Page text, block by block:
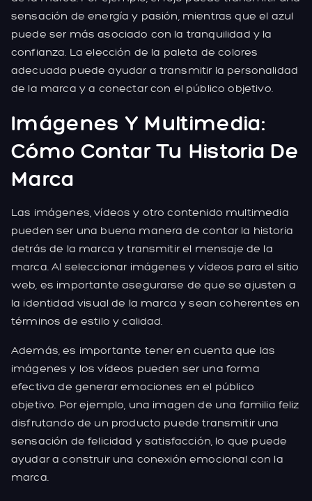
sensación de energía y pasión, mientras que el azul
puede ser más asociado con la tranquilidad y la
confianza. La elección de la paleta de colores
adecuada puede ayudar a transmitir la personalidad
de la marca y a conectar con el público objetivo.
Imágenes Y Multimedia:
Cómo Contar Tu Historia De
Marca
Las imágenes, vídeos y otro contenido multimedia
pueden ser una buena manera de contar la historia
detrás de la marca y transmitir el mensaje de la
marca. Al seleccionar imágenes y vídeos para el sitio
web, es importante asegurarse de que se ajusten a
la identidad visual de la marca y sean coherentes en
términos de estilo y calidad.
Además, es importante tener en cuenta que las
imágenes y los vídeos pueden ser una forma
efectiva de generar emociones en el público
objetivo. Por ejemplo, una imagen de una familia feliz
disfrutando de un producto puede transmitir una
sensación de felicidad y satisfacción, lo que puede
ayudar a construir una conexión emocional con la
marca.